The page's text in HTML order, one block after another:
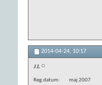
2014-04-24, 10:17
J.L
Reg.datum
maj 2007